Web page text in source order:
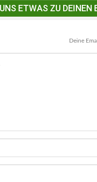
ETWAS ZU DEINEN
Deine